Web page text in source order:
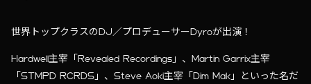
世界トップクラスのDJ／プロデューサーDyroが出演！
Hardwell主宰「Revealed Recordings」、Martin Garrix主宰
「STMPD RCRDS」、Steve Aoki主宰「Dim Mak」といった名だ